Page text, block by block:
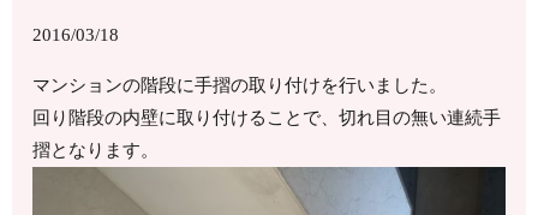
2016/03/18
マンションの階段に手摺の取り付けを行いました。
回り階段の内壁に取り付けることで、切れ目の無い連続手
摺となります。